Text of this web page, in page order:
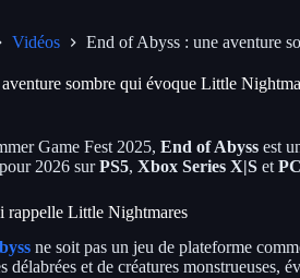
Vidéos End of Abyss : une aventure
sombre qui évoque Little
Game Fest 2025, End of Abyss est
2026 surPS5, Xbox Series X|S et PC
rappelle Little Nightmares
ne soit pas un jeu de plateforme
délabrées et de créatures